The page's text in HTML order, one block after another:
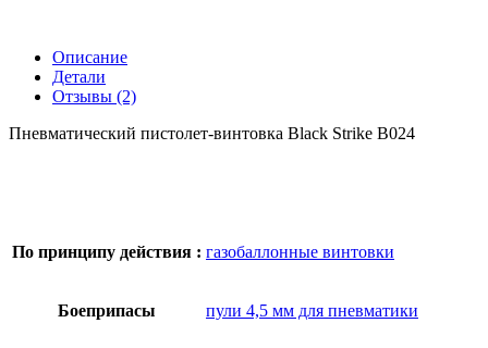
Описание
Детали
Отзывы (2)
Пневматический пистолет-винтовка Black Strike B024
По принципу действия : газобаллонные винтовки
Боеприпасы пули 4,5 мм для пневматики